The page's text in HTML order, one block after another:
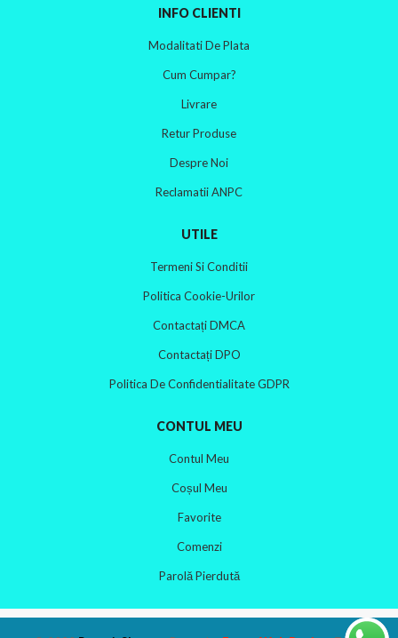
INFO CLIENTI
Modalitati De Plata
Cum Cumpar?
Livrare
Retur Produse
Despre Noi
Reclamatii ANPC
UTILE
Termeni Si Conditii
Politica Cookie-Urilor
Contactați DMCA
Contactați DPO
Politica De Confidentialitate GDPR
CONTUL MEU
Contul Meu
Coșul Meu
Favorite
Comenzi
Parolă Pierdută